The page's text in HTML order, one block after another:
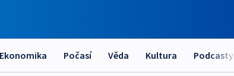
Ekonomika Počasí Věda Kultura Podcasty